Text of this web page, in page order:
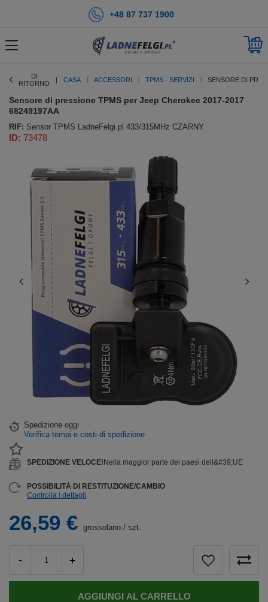
+48 87 737 1900
DI
RITORNO
CASA ACCESSORI TPMS - SERVIZI SENSORE DI
Sensore di pressione TPMS per Jeep Cherokee 2017-2017
68249197AA
RIF: Sensor TPMS LadneFelgi.pl 433/315MHz CZARNY
ID: 73478
26,59 € grossolano / szt.
- +
AGGIUNGI AL CARRELLO
Spedizione oggi
Verifica tempi e costi di spedizione
SPEDIZIONE VELOCE! Nella maggior parte dei paesi dell&#39;UE
POSSIBILITÀ DI RESTITUZIONE/CAMBIO
Controlla i dettagli